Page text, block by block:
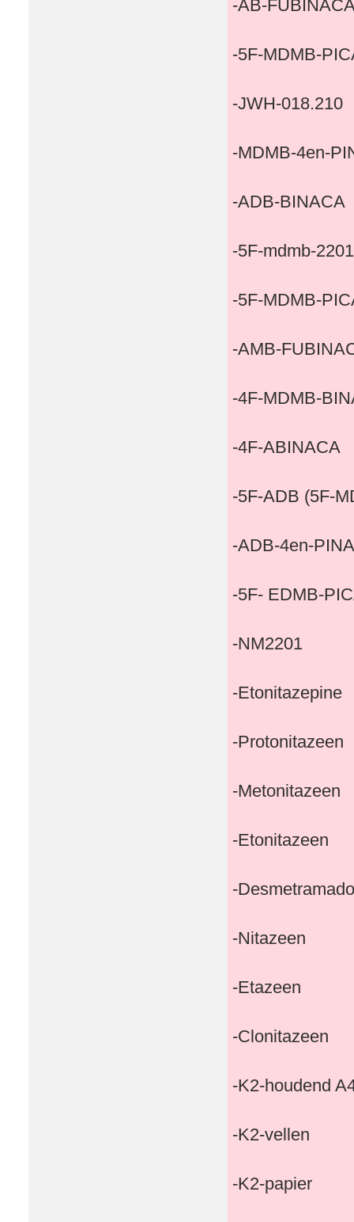
-AB-
-5F-MDMB-
-JWH-018.210
-MDMB-4en-
-ADB-BINACA
-5F-mdmb-2201
-5F-MDMB-
-AMB-
-4F-MDMB-
-4F-ABINACA
-5F-ADB (5F-
-ADB-4en-
-5F- EDMB-
-NM2201
-Etonitazepine
-Protonitazeen
-Metonitazeen
-Etonitazeen
-
-Nitazeen
-Etazeen
-Clonitazeen
-K2-houdend
-K2-vellen
-K2-papier